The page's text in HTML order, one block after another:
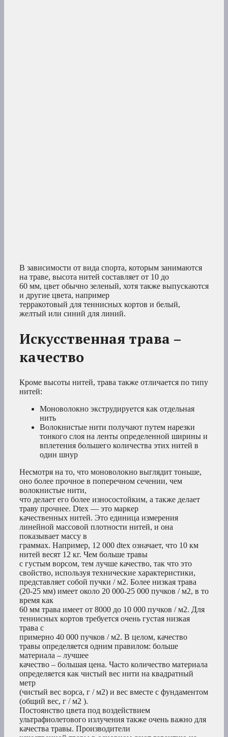
В зависимости от вида спорта, которым занимаются
на траве, высота нитей составляет от 10 до
60 мм, цвет обычно зеленый, хотя также выпускаются
и другие цвета, например
терракотовый для теннисных кортов и белый,
желтый или синий для линий.
Искусственная трава –
качество
Кроме высоты нитей, трава также отличается по типу
нитей:
Моноволокно экструдируется как отдельная
нить
Волокнистые нити получают путем нарезки
тонкого слоя на ленты определенной ширины и
вплетения большего количества этих нитей в
один шнур
Несмотря на то, что моноволокно выглядит тоньше,
оно более прочное в поперечном сечении, чем
волокнистые нити,
что делает его более износостойким, а также делает
траву прочнее. Dtex — это маркер
качественных нитей. Это единица измерения
линейной массовой плотности нитей, и она
показывает массу в
граммах. Например, 12 000 dtex означает, что 10 км
нитей весят 12 кг. Чем больше травы
с густым ворсом, тем лучше качество, так что это
свойство, используя технические характеристики,
представляет собой пучки / м2. Более низкая трава
(20-25 мм) имеет около 20 000-25 000 пучков / м2, в то
время как
60 мм трава имеет от 8000 до 10 000 пучков / м2. Для
теннисных кортов требуется очень густая низкая
трава с
примерно 40 000 пучков / м2. В целом, качество
травы определяется одним правилом: больше
материала – лучшее
качество – большая цена. Часто количество материала
определяется как чистый вес нити на квадратный
метр
(чистый вес ворса, г / м2) и вес вместе с фундаментом
(общий вес, г / м2 ).
Постоянство цвета под воздействием
ультрафиолетового излучения также очень важно для
качества травы. Производители